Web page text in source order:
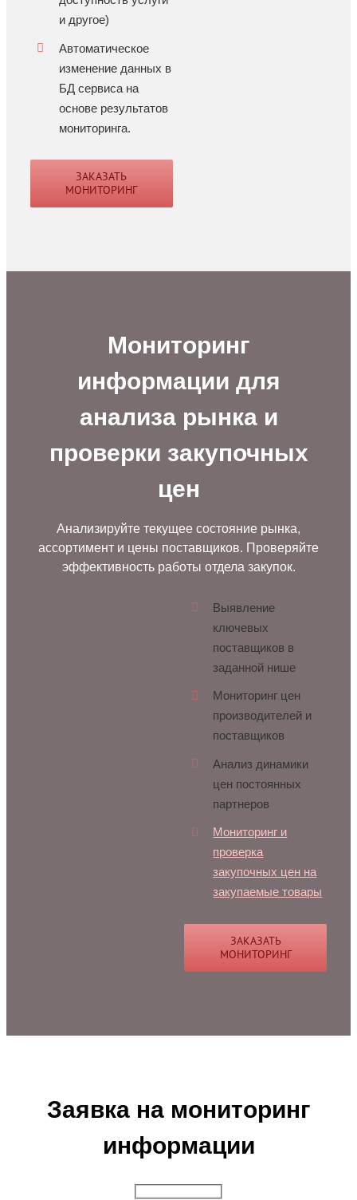
и другое)
Автоматическое
изменение данных в
БД сервиса на
основе результатов
мониторинга.
ЗАКАЗАТЬ
МОНИТОРИНГ
Мониторинг
информации для
анализа рынка и
проверки закупочных
цен
Анализируйте текущее состояние рынка,
ассортимент и цены поставщиков. Проверяйте
эффективность работы отдела закупок.
Выявление
ключевых
поставщиков в
заданной нише
Мониторинг цен
производителей и
поставщиков
Анализ динамики
цен постоянных
партнеров
Мониторинг и
проверка
закупочных цен на
закупаемые товары
ЗАКАЗАТЬ
МОНИТОРИНГ
Заявка на мониторинг
информации